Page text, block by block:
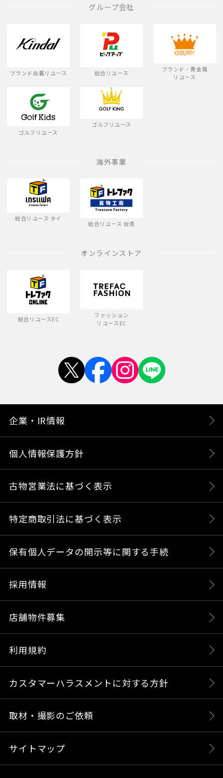
グループ会社
ブランド古着リユース 総合リユース
ブランド・貴金属
リユース
ゴルフリユース
ゴルフリユース
海外事業
総合リユース タイ
総合リユース 台湾
オンラインストア
総合リユースEC
ファッション
リユースEC
企業・IR情報
個人情報保護方針
古物営業法に基づく表示
特定商取引法に基づく表示
保有個人データの開示等に関する手続
採用情報
店舗物件募集
利用規約
カスタマーハラスメントに対する方針
取材・撮影のご依頼
サイトマップ